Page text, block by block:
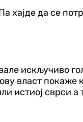
хајде да се
искључиво
власт покаже
истиој сврси а